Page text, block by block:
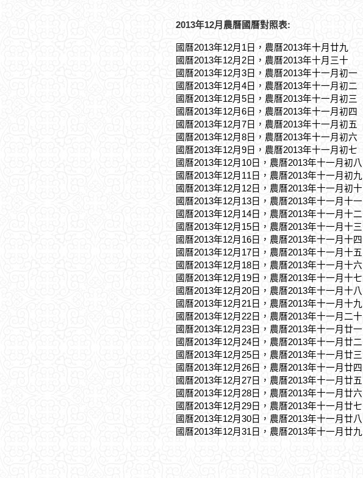
2013年12月農曆國曆對照表:
國曆2013年12月1日，農曆2013年十月廿九
國曆2013年12月2日，農曆2013年十月三十
國曆2013年12月3日，農曆2013年十一月初一
國曆2013年12月4日，農曆2013年十一月初二
國曆2013年12月5日，農曆2013年十一月初三
國曆2013年12月6日，農曆2013年十一月初四
國曆2013年12月7日，農曆2013年十一月初五
國曆2013年12月8日，農曆2013年十一月初六
國曆2013年12月9日，農曆2013年十一月初七
國曆2013年12月10日，農曆2013年十一月初八
國曆2013年12月11日，農曆2013年十一月初九
國曆2013年12月12日，農曆2013年十一月初十
國曆2013年12月13日，農曆2013年十一月十一
國曆2013年12月14日，農曆2013年十一月十二
國曆2013年12月15日，農曆2013年十一月十三
國曆2013年12月16日，農曆2013年十一月十四
國曆2013年12月17日，農曆2013年十一月十五
國曆2013年12月18日，農曆2013年十一月十六
國曆2013年12月19日，農曆2013年十一月十七
國曆2013年12月20日，農曆2013年十一月十八
國曆2013年12月21日，農曆2013年十一月十九
國曆2013年12月22日，農曆2013年十一月二十
國曆2013年12月23日，農曆2013年十一月廿一
國曆2013年12月24日，農曆2013年十一月廿二
國曆2013年12月25日，農曆2013年十一月廿三
國曆2013年12月26日，農曆2013年十一月廿四
國曆2013年12月27日，農曆2013年十一月廿五
國曆2013年12月28日，農曆2013年十一月廿六
國曆2013年12月29日，農曆2013年十一月廿七
國曆2013年12月30日，農曆2013年十一月廿八
國曆2013年12月31日，農曆2013年十一月廿九